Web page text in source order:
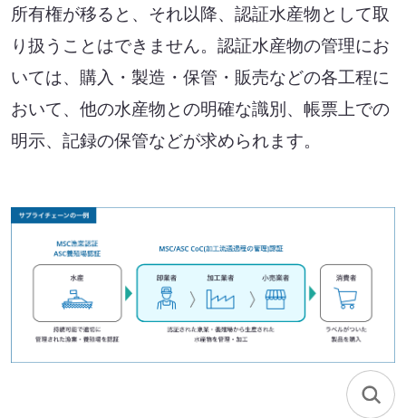
サステナビリティ教育・研修
SEA(Sustainable Executive Alliance)
ご支援・価値づくりの事例
環境認証審査サービス
海外事業
Mission
所有権が移ると、それ以降、認証水産物として取
り扱うことはできません。認証水産物の管理にお
いては、購入・製造・保管・販売などの各工程に
おいて、他の水産物との明確な識別、帳票上での
明示、記録の保管などが求められます。